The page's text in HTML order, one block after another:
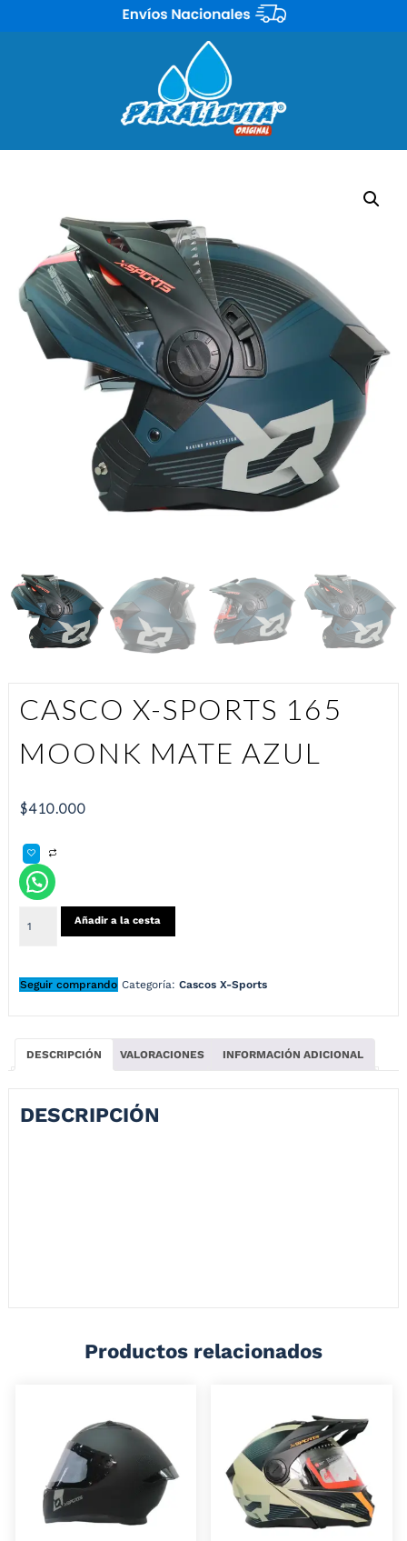
CASCO X-SPORTS 165
MOONK MATE AZUL
$410.000
Añadir a la cesta
Seguir comprando Categoría: Cascos X-Sports
DESCRIPCIÓN VALORACIONES INFORMACIÓN ADICIONAL
DESCRIPCIÓN
Productos relacionados